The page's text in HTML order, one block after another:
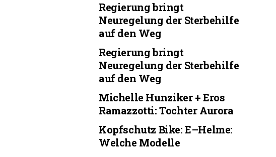
Regierung bringt
Neuregelung der Sterbehilfe
auf den Weg
Regierung bringt
Neuregelung der Sterbehilfe
auf den Weg
Michelle Hunziker + Eros
Ramazzotti: Tochter Aurora
Kopfschutz Bike: E–Helme:
Welche Modelle